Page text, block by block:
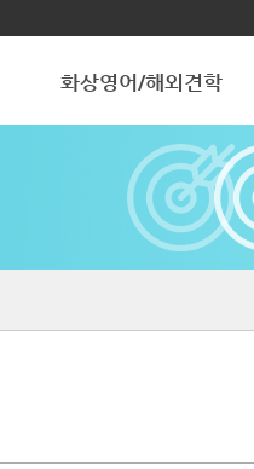
화상영어/해외견학
해외 학습견학